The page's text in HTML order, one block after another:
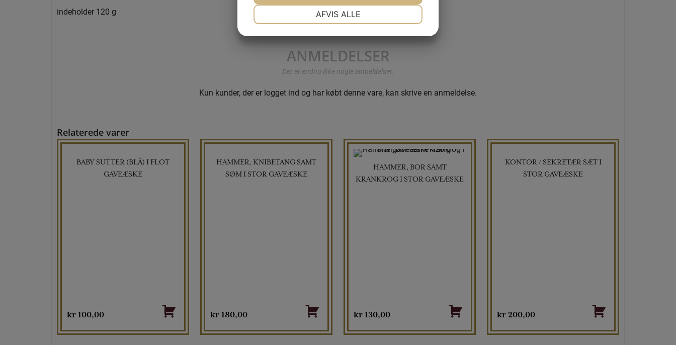
indeholder 120 g
ANMELDELSER
Der er endnu ikke nogle anmeldelser.
Kun kunder, der er logget ind og har købt denne vare, kan skrive en anmeldelse.
Relaterede varer
BABY SUTTER (BLÅ) I FLOT
GAVEÆSKE
kr 100,00
HAMMER, KNIBETANG SAMT
SØM I STOR GAVEÆSKE
kr 180,00
HAMMER, BOR SAMT
KRANKROG I STOR GAVEÆSKE
kr 130,00
KONTOR / SEKRETÆR SÆT I
STOR GAVEÆSKE
kr 200,00
AFVIS ALLE